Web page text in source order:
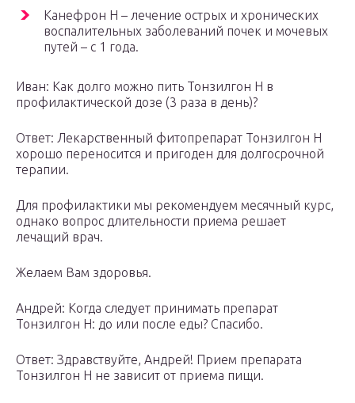
Канефрон Н – лечение острых и хронических
воспалительных заболеваний почек и мочевых
путей – с 1 года.
Иван: Как долго можно пить Тонзилгон Н в
профилактической дозе (3 раза в день)?
Ответ: Лекарственный фитопрепарат Тонзилгон Н
хорошо переносится и пригоден для долгосрочной
терапии.
Для профилактики мы рекомендуем месячный курс,
однако вопрос длительности приема решает
лечащий врач.
Желаем Вам здоровья.
Андрей: Когда следует принимать препарат
Тонзилгон Н: до или после еды? Спасибо.
Ответ: Здравствуйте, Андрей! Прием препарата
Тонзилгон Н не зависит от приема пищи.